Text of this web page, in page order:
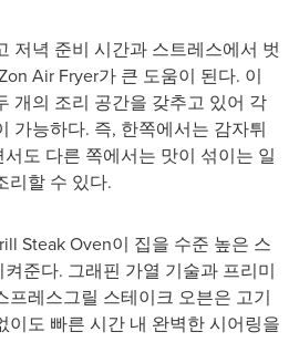
저녁 준비 시간과 스트레스에서 벗
Air Fryer가 큰 도움이 된다. 이
개의 조리 공간을 갖추고 있어 각
가능하다. 즉, 한쪽에서는 감자튀
도 다른 쪽에서는 맛이 섞이는 일
리할 수 있다.
Steak Oven이 집을 수준 높은 스
준다. 그래핀 가열 기술과 프리미
프레스그릴 스테이크 오븐은 고기
이도 빠른 시간 내 완벽한 시어링을